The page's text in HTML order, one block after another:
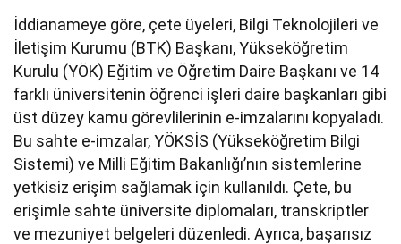
İddianameye göre, çete üyeleri, Bilgi Teknolojileri ve
İletişim Kurumu (BTK) Başkanı, Yükseköğretim
Kurulu (YÖK) Eğitim ve Öğretim Daire Başkanı ve 14
farklı üniversitenin öğrenci işleri daire başkanları gibi
üst düzey kamu görevlilerinin e-imzalarını kopyaladı.
Bu sahte e-imzalar, YÖKSİS (Yükseköğretim Bilgi
Sistemi) ve Milli Eğitim Bakanlığı’nın sistemlerine
yetkisiz erişim sağlamak için kullanıldı. Çete, bu
erişimle sahte üniversite diplomaları, transkriptler
ve mezuniyet belgeleri düzenledi. Ayrıca, başarısız